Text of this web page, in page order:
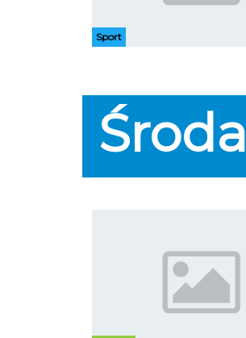
Sport
Środa